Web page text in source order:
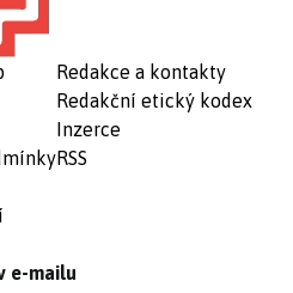
Redakce a kontakty
Redakční etický kodex
Inzerce
RSS
e-mailu